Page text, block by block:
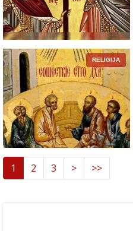
RELIGIJA
1 2 3 > >>